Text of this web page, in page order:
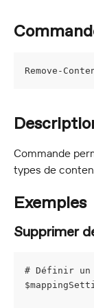
Remove-
Commande
types de
Exemples
Supprimer
# Définir un